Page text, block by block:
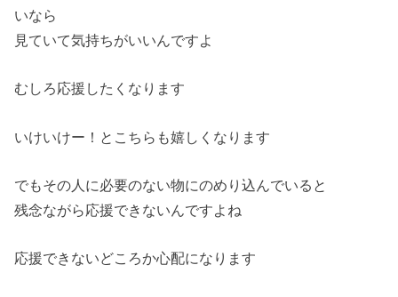
いなら
見ていて気持ちがいいんですよ
むしろ応援したくなります
いけいけー！とこちらも嬉しくなります
でもその人に必要のない物にのめり込んでいると
残念ながら応援できないんですよね
応援できないどころか心配になります